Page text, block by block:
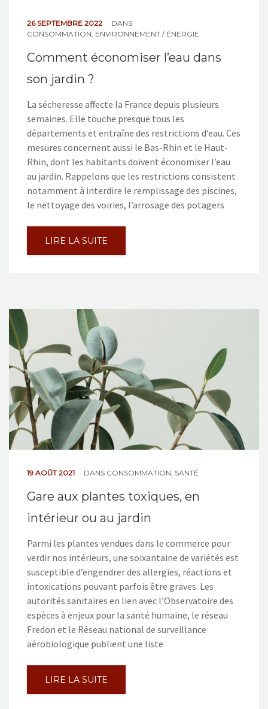
26 SEPTEMBRE 2022
DANS
CONSOMMATION ENVIRONNEMENT / ÉNERGIE
Comment économiser l’eau dans
son jardin ?
La sécheresse affecte la France depuis plusieurs
semaines. Elle touche presque tous les
départements et entraîne des restrictions d’eau. Ces
mesures concernent aussi le Bas-Rhin et le Haut-
Rhin, dont les habitants doivent économiser l’eau
au jardin. Rappelons que les restrictions consistent
notamment à interdire le remplissage des piscines,
le nettoyage des voiries, l’arrosage des potagers
LIRE LA SUITE
19 AOÛT 2021 DANS CONSOMMATION SANTÉ
Gare aux plantes toxiques, en
intérieur ou au jardin
Parmi les plantes vendues dans le commerce pour
verdir nos intérieurs, une soixantaine de variétés est
susceptible d’engendrer des allergies, réactions et
intoxications pouvant parfois être graves. Les
autorités sanitaires en lien avec l’Observatoire des
espèces à enjeux pour la santé humaine, le réseau
Fredon et le Réseau national de surveillance
aérobiologique publient une liste
LIRE LA SUITE